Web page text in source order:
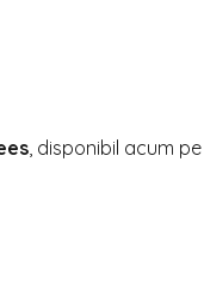
, disponibil acum pe